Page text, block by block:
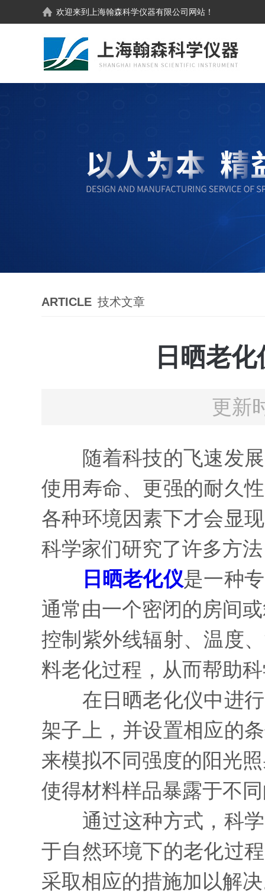
欢迎来到 上海翰森科学仪器有限公司 网站！
ARTICLE 技术文章
日晒老
更新
随着科技的飞速发展
使用寿命、更强的耐久
各种环境因素下才会显
科学家们研究了许多方
日晒老化仪是一种
通常由一个密闭的房间
控制紫外线辐射、温度
料老化过程，从而帮助
在日晒老化仪中进行
架子上，并设置相应的
来模拟不同强度的阳光
使得材料样品暴露于不
通过这种方式，科学
于自然环境下的老化过
采取相应的措施加以解